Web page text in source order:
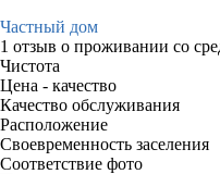
Частный дом
1 отзыв о проживании со
Чистота
Цена - качество
Качество обслуживания
Расположение
Своевременность заселения
Соответствие фото